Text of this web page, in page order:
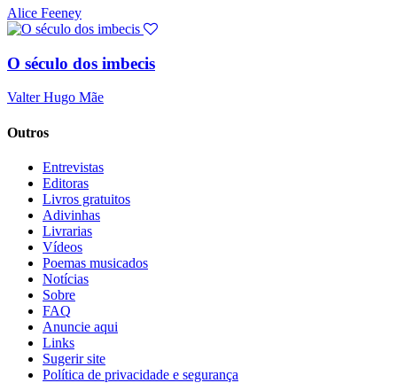
Alice Feeney
O século dos imbecis
Valter Hugo Mãe
Outros
Entrevistas
Editoras
Livros gratuitos
Adivinhas
Livrarias
Vídeos
Poemas musicados
Notícias
Sobre
FAQ
Anuncie aqui
Links
Sugerir site
Política de privacidade e segurança